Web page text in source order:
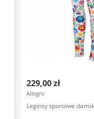
229,00 zł
Allegro
Leginsy sportowe